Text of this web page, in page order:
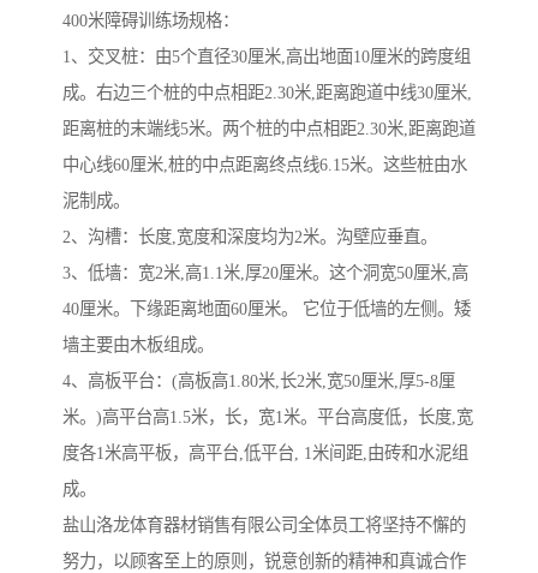
400米障碍训练场规格：
1、交叉桩：由5个直径30厘米,高出地面10厘米的跨度组
成。右边三个桩的中点相距2.30米,距离跑道中线30厘米,
距离桩的末端线5米。两个桩的中点相距2.30米,距离跑道
中心线60厘米,桩的中点距离终点线6.15米。这些桩由水
泥制成。
2、沟槽：长度,宽度和深度均为2米。沟壁应垂直。
3、低墙：宽2米,高1.1米,厚20厘米。这个洞宽50厘米,高
40厘米。下缘距离地面60厘米。 它位于低墙的左侧。矮
墙主要由木板组成。
4、高板平台：(高板高1.80米,长2米,宽50厘米,厚5-8厘
米。)高平台高1.5米，长，宽1米。平台高度低，长度,宽
度各1米高平板，高平台,低平台, 1米间距,由砖和水泥组
成。
盐山洛龙体育器材销售有限公司全体员工将坚持不懈的
努力，以顾客至上的原则，锐意创新的精神和真诚合作